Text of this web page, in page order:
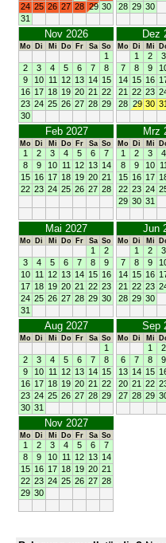
24 25 26 27 28 29 30
31
28 29 30
Nov 2026
Mo Di Mi Do Fr Sa So
1
2
3 4 5 6 7
8
9
10 11 12 13 14 15
16 17 18 19 20 21 22
23 24 25 26 27 28 29
30
Dez
Mo Di Mi
1 2 3
7
8 9
14 15 16
21 22 23
28 29 30 31
Feb 2027
Mo Di Mi Do Fr Sa So
1 2 3 4 5 6
7
8
9 10 11 12 13 14
15 16 17 18 19 20 21
22 23 24 25 26 27 28
Mrz
Mo Di Mi
1 2 3 4
8
9 10 11
15 16 17
22 23 24
29 30 31
Mai 2027
Mo Di Mi Do Fr Sa So
1
2
3
4 5 6 7 8
9
10 11 12 13 14 15 16
17 18 19 20 21 22 23
24 25 26 27 28 29 30
31
Jun
Mo Di Mi
1 2 3
7
8 9
14 15 16
21 22 23
28 29 30
Aug 2027
Mo Di Mi Do Fr Sa So
1
2
3 4 5 6 7
8
9
10 11 12 13 14 15
16 17 18 19 20 21 22
23 24 25 26 27 28 29
30 31
Sep
Mo Di Mi
1 2
6
7 8 9
13 14 15
20 21 22
27 28 29
Nov 2027
Mo Di Mi Do Fr Sa So
1 2 3 4 5 6
7
8
9 10 11 12 13 14
15 16 17 18 19 20 21
22 23 24 25 26 27 28
29 30